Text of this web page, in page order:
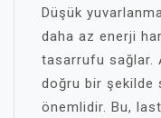
Düşük
daha az enerji
tasarrufu sağlar.
doğru bir şekilde
önemlidir. Bu,